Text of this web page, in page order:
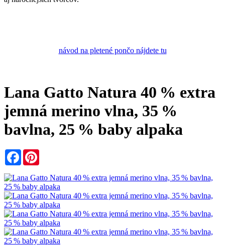
návod na pletené pončo nájdete tu
Lana Gatto Natura 40 % extra
jemná merino vlna, 35 %
bavlna, 25 % baby alpaka
Facebook